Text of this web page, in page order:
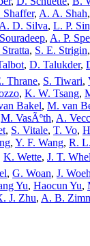
Shaffer, A. A. Shah,
A. D. Silva, L. P.
, A. P.
, S. E. Strigin,
, D. Talukder,
Thrane, S. Tiwari,
, K. W. Tsang,
Bakel, M. van
M. VasÃºth, A.
, S. Vitale, T. Vo,
, Y. F. Wang, R.
K. Wette, J. T.
, G. Woan, J.
Yu, Haocun Yu,
J. Zhu, A. B.